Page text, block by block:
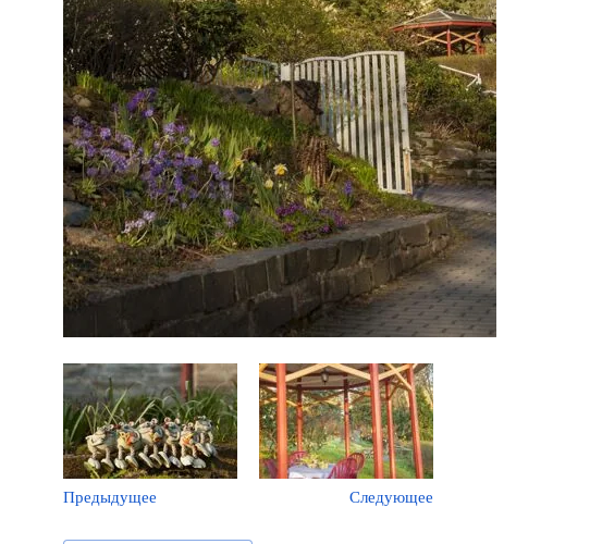
Предыдущее Следующее